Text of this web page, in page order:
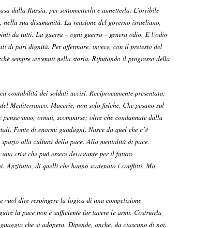
dalla Russia, per sottometterla e annetterla. L’orribile
sua disumanità. La reazione del governo israeliano,
da tutti. La guerra – ogni guerra – genera odio. E l’odio
di pari dignità. Per affermare, invece, con il pretesto del
sempre avvenuti nella storia. Rifiutando il progresso della
contabilità dei soldati uccisi. Reciprocamente presentata;
Mediterraneo. Macerie, non solo fisiche. Che pesano sul
ormai, scomparse; oltre che condannate dalla
Fonte di enormi guadagni. Nasce da quel che c’è
alla cultura della pace. Alla mentalità di pace.
crisi che può essere devastante per il futuro
Anzitutto, di quelli che hanno scatenato i conflitti. Ma
vuol dire respingere la logica di una competizione
la pace non è sufficiente far tacere le armi. Costruirla
che si adopera. Dipende, anche, da ciascuno di noi.